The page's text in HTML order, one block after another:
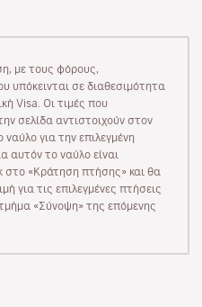
με τους φόρους,
υπόκεινται σε διαθεσιμότητα
Visa. Οι τιμές που
σελίδα αντιστοιχούν στον
ναύλο για την επιλεγμένη
αυτόν το ναύλο είναι
στο «Κράτηση πτήσης» και θα
για τις επιλεγμένες πτήσεις
«Σύνοψη» της επόμενης